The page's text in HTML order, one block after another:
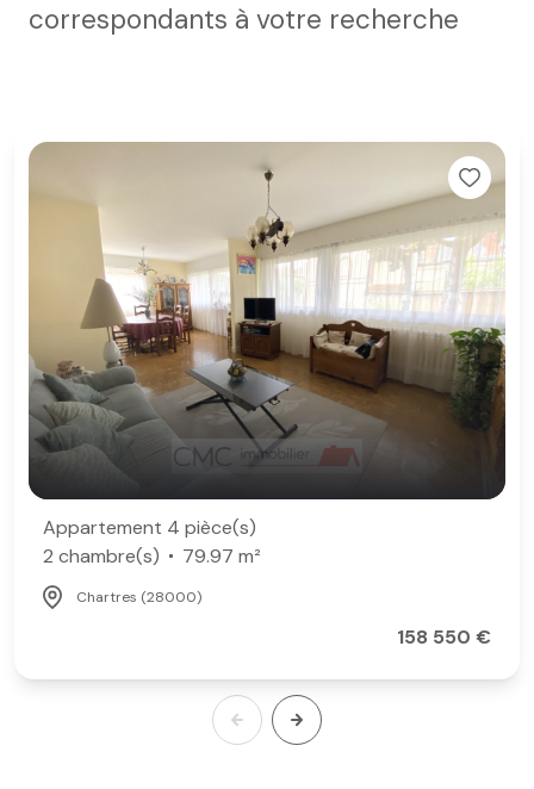
correspondants à votre recherche
Appartement 4 pièce(s)
2 chambre(s)
79.97 m²
Chartres (28000)
158 550 €